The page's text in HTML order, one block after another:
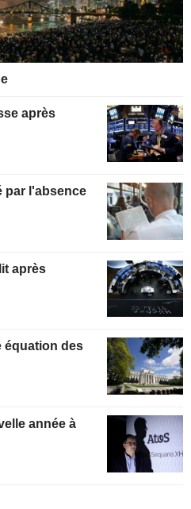
après
par l'absence
après
équation des